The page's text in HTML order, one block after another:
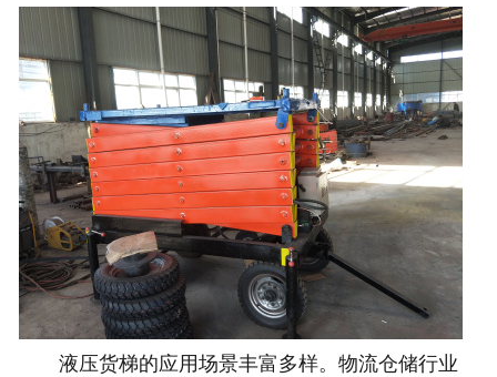
液压货梯的应用场景丰富多样。物流仓储行业